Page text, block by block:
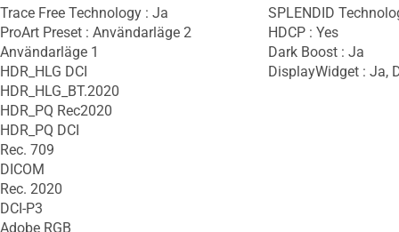
Trace Free Technology : Ja
ProArt Preset : Användarläge 2
Användarläge 1
HDR_HLG DCI
HDR_HLG_BT.2020
HDR_PQ Rec2020
HDR_PQ DCI
Rec. 709
DICOM
Rec. 2020
DCI-P3
Adobe RGB
SPLENDID
HDCP : Yes
Dark Boost : Ja
DisplayWidget : Ja,